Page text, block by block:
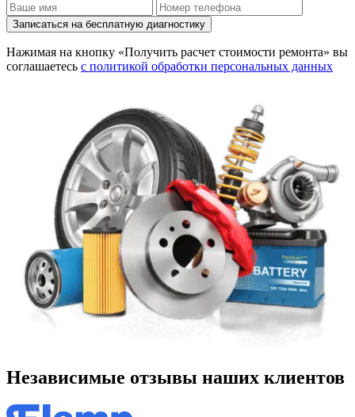
Записаться на бесплатную диагностику
Нажимая на кнопку «Получить расчет стоимости ремонта» вы
соглашаетесь с политикой обработки персональных данных
Независимые отзывы наших клиентов